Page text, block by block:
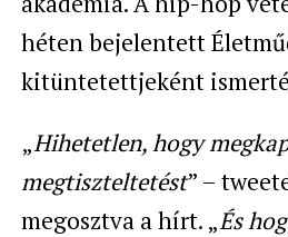
héten bejelentett
kitüntetettjeként
„Hihetetlen, hogy
megtiszteltetést” –
megosztva a hírt. „És